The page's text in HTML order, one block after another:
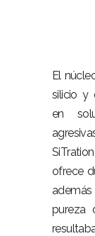
El
silicio y
en
ofrece
pureza